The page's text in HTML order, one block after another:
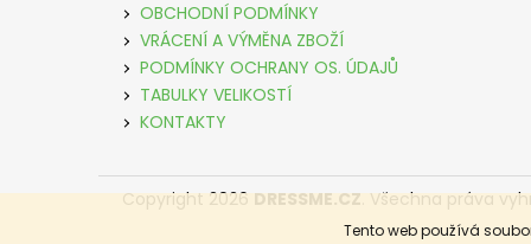
Tento web používá
OBCHODNÍ PODMÍNKY
VRÁCENÍ A VÝMĚNA ZBOŽÍ
PODMÍNKY OCHRANY OS. ÚDAJŮ
TABULKY VELIKOSTÍ
KONTAKTY
Copyright 2026DRESSME.CZ. Všechna práva